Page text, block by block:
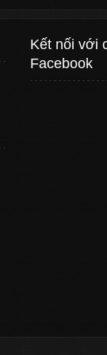
Kết nối với
Facebook